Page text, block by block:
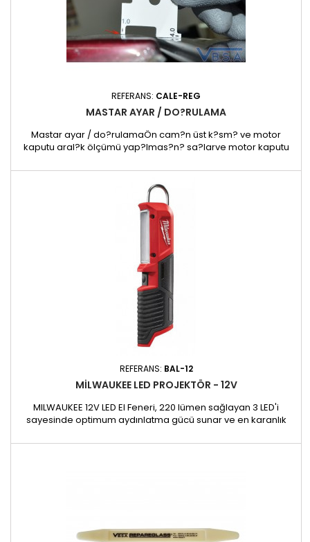
REFERANS: CALE-REG
MASTAR AYAR / DO?RULAMA
Mastar ayar / do?rulamaÖn cam?n üst k?sm? ve motor
kaputu aral?k ölçümü yap?lmas?n? sa?larve motor kaputu
REFERANS: BAL-12
MILWAUKEE LED PROJEKTÖR - 12V
MILWAUKEE 12V LED El Feneri, 220 lümen sağlayan 3 LED'i
sayesinde optimum aydınlatma gücü sunar ve en karanlık
dar alanlara kolay erişim sağlar ve sıkışık ortamlarda çalışan